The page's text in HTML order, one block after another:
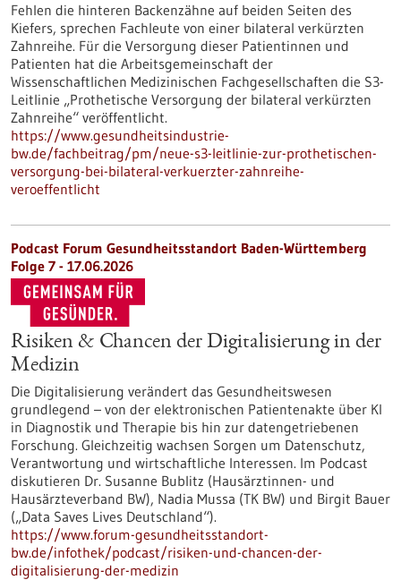
Fehlen die hinteren Backenzähne auf beiden Seiten des
Kiefers, sprechen Fachleute von einer bilateral verkürzten
Zahnreihe. Für die Versorgung dieser Patientinnen und
Patienten hat die Arbeitsgemeinschaft der
Wissenschaftlichen Medizinischen Fachgesellschaften die S3-​
Leitlinie „Prothetische Versorgung der bilateral verkürzten
Zahnreihe“ veröffentlicht.
https://www.gesundheitsindustrie-
bw.de/fachbeitrag/pm/neue-s3-leitlinie-zur-prothetischen-
versorgung-bei-bilateral-verkuerzter-zahnreihe-
veroeffentlicht
Podcast Forum Gesundheitsstandort Baden-Württemberg
Folge 7 - 17.06.2026
Risiken & Chancen der Digitalisierung in der
Medizin
Die Digitalisierung verändert das Gesundheitswesen
grundlegend – von der elektronischen Patientenakte über KI
in Diagnostik und Therapie bis hin zur datengetriebenen
Forschung. Gleichzeitig wachsen Sorgen um Datenschutz,
Verantwortung und wirtschaftliche Interessen. Im Podcast
diskutieren Dr. Susanne Bublitz (Hausärztinnen- und
Hausärzteverband BW), Nadia Mussa (TK BW) und Birgit Bauer
(„Data Saves Lives Deutschland“).
https://www.forum-gesundheitsstandort-
bw.de/infothek/podcast/risiken-und-chancen-der-
digitalisierung-der-medizin